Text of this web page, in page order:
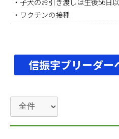
・子犬のお引き渡しは生後56日
・ワクチンの接種
信振宇ブリーダー